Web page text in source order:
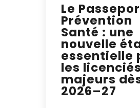
Le
Prévention
Santé : une
nouvelle
essentielle
les licenciés
majeurs
2026–27